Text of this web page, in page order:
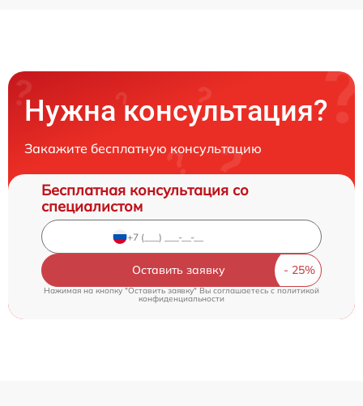
Нужна консультация?
Закажите бесплатную консультацию
Бесплатная консультация со
специалистом
Оставить заявку
Нажимая на кнопку "Оставить заявку" Вы соглашаетесь cполитикой
конфиденциальности